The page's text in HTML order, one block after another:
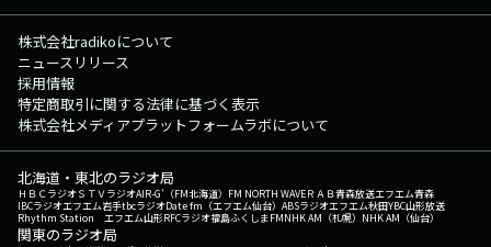
株式会社radikoについて
ニュースリリース
採用情報
特定商取引に関する法律に基づく表示
株式会社メディアプラットフォームラボについて
北海道・東北のラジオ局
ＨＢＣラジオＳＴＶラジオAIR-G'（FM北海道） FM NORTH WAVEＲＡＢ青森放送エフエム青森
IBCラジオエフエム岩手tbcラジオDate fm（エフエム仙台） ABSラジオエフエム秋田YBC山形放送
Rhythm Station エフエム山形RFCラジオ福島ふくしまFMNHK AM（札幌） NHK AM（仙台）
関東のラジオ局